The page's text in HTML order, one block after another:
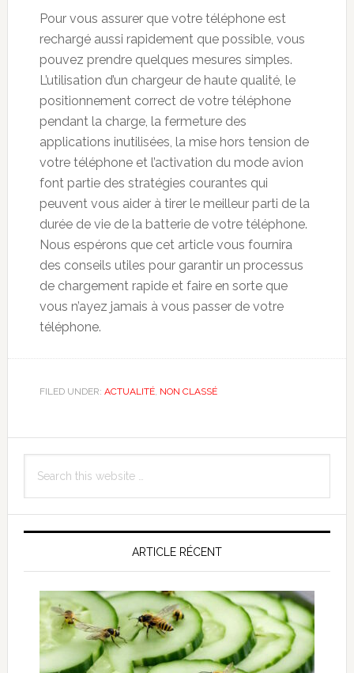
Pour vous assurer que votre téléphone est
rechargé aussi rapidement que possible, vous
pouvez prendre quelques mesures simples.
L’utilisation d’un chargeur de haute qualité, le
positionnement correct de votre téléphone
pendant la charge, la fermeture des
applications inutilisées, la mise hors tension de
votre téléphone et l’activation du mode avion
font partie des stratégies courantes qui
peuvent vous aider à tirer le meilleur parti de la
durée de vie de la batterie de votre téléphone.
Nous espérons que cet article vous fournira
des conseils utiles pour garantir un processus
de chargement rapide et faire en sorte que
vous n’ayez jamais à vous passer de votre
téléphone.
FILED UNDER: ACTUALITÉ, NON CLASSÉ
Primary
Sidebar
this
ARTICLE RÉCENT